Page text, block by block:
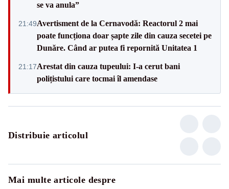
se va anula”
21:49Avertisment de la Cernavodă: Reactorul 2 mai
poate funcționa doar șapte zile din cauza secetei pe
Dunăre. Când ar putea fi repornită Unitatea 1
21:17Arestat din cauza tupeului: I-a cerut bani
polițistului care tocmai îl amendase
Distribuie articolul
Mai multe articole despre